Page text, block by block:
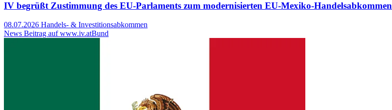
IV begrüßt Zustimmung des EU-Parlaments zum modernisierten EU-Mexiko-Handelsabkommen
08.07.2026 Handels- & Investitionsabkommen
News Beitrag auf www.iv.atBund